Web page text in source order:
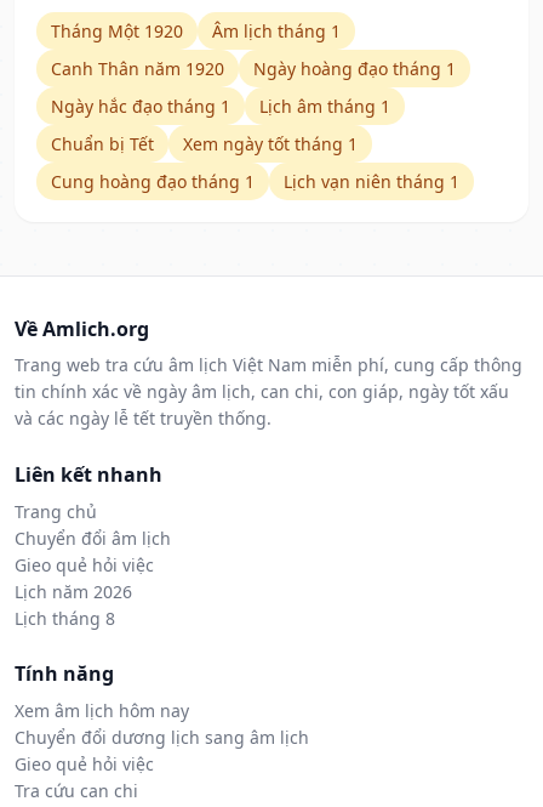
Tháng Một 1920
Âm lịch tháng 1
Canh Thân năm 1920
Ngày hoàng đạo tháng 1
Ngày hắc đạo tháng 1
Lịch âm tháng 1
Chuẩn bị Tết
Xem ngày tốt tháng 1
Cung hoàng đạo tháng 1
Lịch vạn niên tháng 1
Về Amlich.org
Trang web tra cứu âm lịch Việt Nam miễn phí, cung cấp thông
tin chính xác về ngày âm lịch, can chi, con giáp, ngày tốt xấu
và các ngày lễ tết truyền thống.
Liên kết nhanh
Trang chủ
Chuyển đổi âm lịch
Gieo quẻ hỏi việc
Lịch năm 2026
Lịch tháng 8
Tính năng
Xem âm lịch hôm nay
Chuyển đổi dương lịch sang âm lịch
Gieo quẻ hỏi việc
Tra cứu can chi